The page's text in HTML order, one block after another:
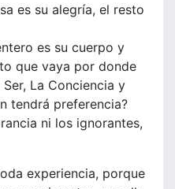
es su alegría, el resto
es su cuerpo y
que vaya por donde
La Conciencia y
tendrá preferencia?
ni los ignorantes,
experiencia, porque